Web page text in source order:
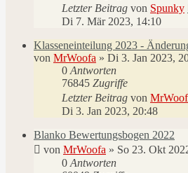
Letzter Beitrag von Spunky
Di 7. Mär 2023, 14:10
Klasseneinteilung 2023 -
von MrWoofa » Di 3. Jan 2023,
0 Antworten
76845 Zugriffe
Letzter Beitrag von
Di 3. Jan 2023, 20:48
Blanko Bewertungsbogen 2022
von MrWoofa » So 23. Okt
0 Antworten